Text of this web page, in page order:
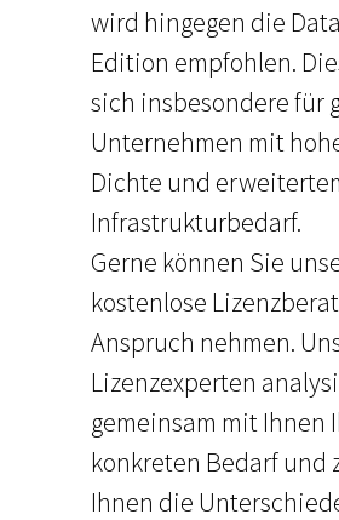
wird hingegen die
Edition empfohlen.
sich insbesondere für
Unternehmen mit
Dichte und
Infrastrukturbedarf.
Gerne können Sie
kostenlose
Anspruch nehmen.
Lizenzexperten
gemeinsam mit Ihnen
konkreten Bedarf und
Ihnen die